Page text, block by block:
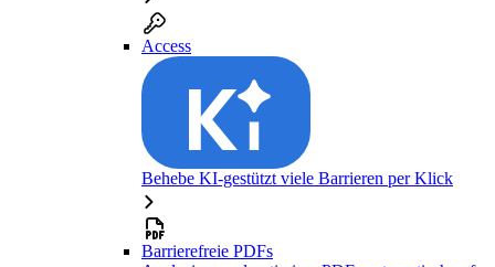
Access
Behebe KI-gestützt viele Barrieren per Klick
Barrierefreie PDFs